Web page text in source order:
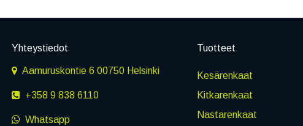
Yhteystiedot
Aamuruskontie 6 00750 Helsinki
+358 9 838 6110
Whatsapp
Tuotteet
Kesärenkaat
Kitkarenkaat
Nastarenkaat